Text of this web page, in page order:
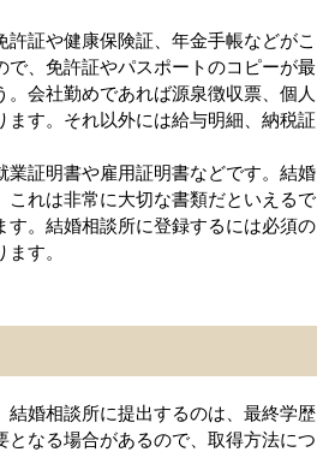
証や健康保険証、年金手帳などがこ
、免許証やパスポートのコピーが最
会社勤めであれば源泉徴収票、個人
す。それ以外には給与明細、納税証
証明書や雇用証明書などです。結婚
れは非常に大切な書類だといえるで
す。結婚相談所に登録するには必須の
す。
婚相談所に提出するのは、最終学歴
なる場合があるので、取得方法につ